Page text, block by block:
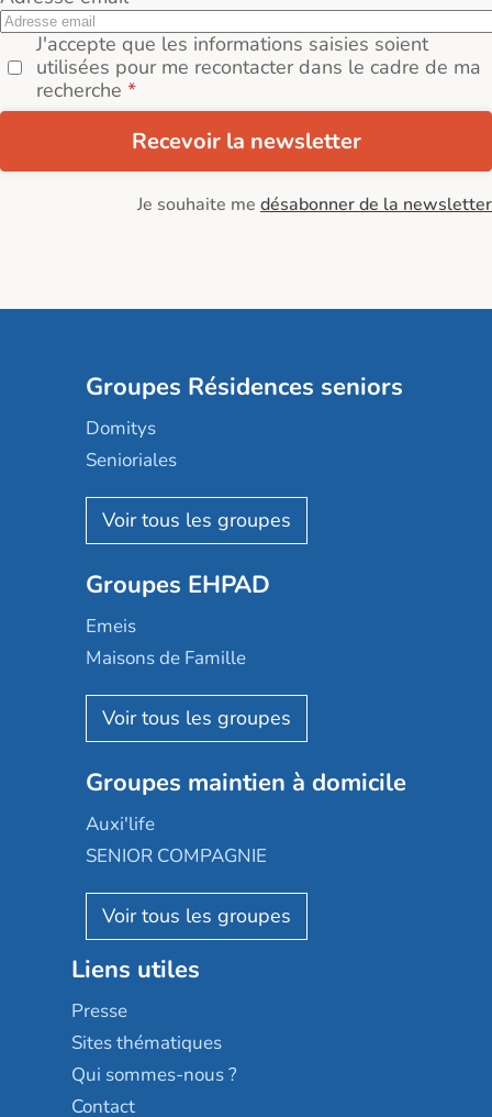
J'accepte que les informations saisies soient
utilisées pour me recontacter dans le cadre de ma
recherche
Recevoir la newsletter
Je souhaite me désabonner de la newsletter
Groupes Résidences seniors
Domitys
Senioriales
Nohée
Les Résidentiels
Mobicap
Domusvi
Happy Senior
Aquarelia
Nexity edenea
Les jardins d'Arcadie
Occitalia
Appartseniors
Reseda
Stella management
Les villages d'or
Sérénys
Résidences services Villa Médicis
Groupes EHPAD
Emeis
Maisons de Famille
Korian
Emera
Groupe SOS
Le Noble Âge
Almage
Résidalya
Groupe aplus
Groupes maintien à domicile
Auxi'life
SENIOR COMPAGNIE
AGE D'OR Services
Liens utiles
Presse
Sites thématiques
Qui sommes-nous ?
Contact